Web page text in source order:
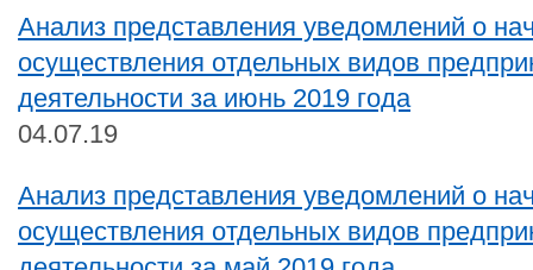
Анализ представления уведомлений о
осуществления отдельных видов
деятельности за июнь 2019 года
04.07.19
Анализ представления уведомлений о
осуществления отдельных видов